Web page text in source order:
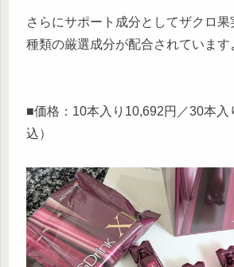
さらにサポート成分としてザクロ
種類の厳選成分が配合されています
■価格：10本入り10,692円／30本入
込）